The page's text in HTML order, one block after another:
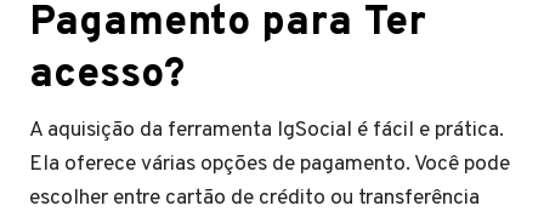
Pagamento para Ter
acesso?
A aquisição da ferramenta IgSocial é fácil e prática.
Ela oferece várias opções de pagamento. Você pode
escolher entre cartão de crédito ou transferência